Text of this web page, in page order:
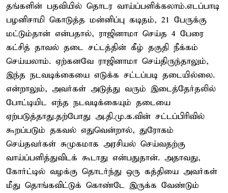
தங்களின் பதவியில் தொடர வாய்ப்பளிக்கலாம்.எடப்பாடி
பழனிசாமி கொடுத்த மன்னிப்பு கடிதம், 21 பேருக்கு
மட்டும்தான் என்பதால், ராஜினாமா செய்த 4 பேரை
கட்சித் தாவல் தடை சட்டத்தின் கீழ் தகுதி நீக்கம்
செய்யலாம். ஏற்கனவே ராஜினாமா செய்திருந்தாலும்,
இந்த நடவடிக்கையை எடுக்க சட்டப்படி தடையில்லை.
என்றாலும், அவர்கள் அடுத்து வரும் இடைத்தேர்தலில்
போட்டியிட எந்த நடவடிக்கையும் தடையை
ஏற்படுத்தாது.தற்போது அ.தி.மு.க.வின் சட்டப்பிரிவில்
கூறப்படும் தகவல் எதுவென்றால், துரோகம்
செய்தவர்கள் சுமுகமாக அரசியல் செய்வதற்கு
வாய்ப்பளித்துவிடக் கூடாது என்பதுதான். அதாவது,
கோர்ட்டில் வழக்கு தொடர்ந்து ஒரு கத்தியை அவர்கள்
மீது தொங்கவிட்டுக் கொண்டே இருக்க வேண்டும்